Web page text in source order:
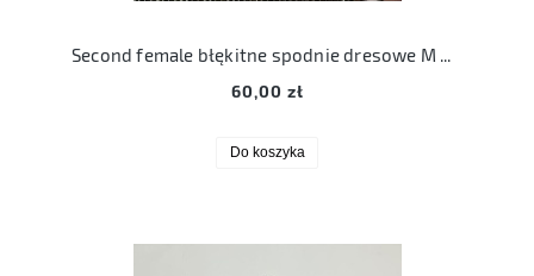
Second female błękitne spodnie dresowe M miami sweat pants 38
60,00 zł
Do koszyka